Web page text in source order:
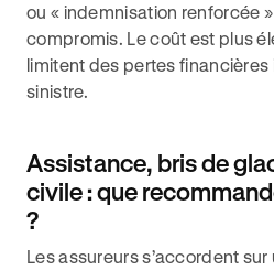
ou « indemnisation renforcée
compromis. Le coût est plus
limitent des pertes
sinistre.
Assistance, bris de
civile : que
?
Les assureurs s’accordent